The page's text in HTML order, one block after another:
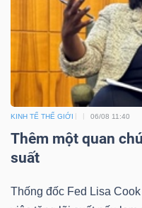
KINH TẾ THẾ GIỚI 06/08 11:40
Thêm một quan
suất
Thống đốc Fed Lisa
CHÍNH
CÔNG
NGHỆ
TIN